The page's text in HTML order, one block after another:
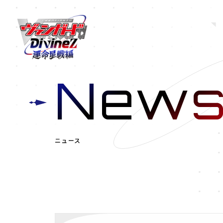
ニュース